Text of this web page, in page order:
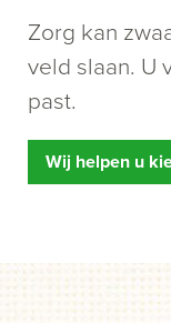
Zorg kan
veld slaan. U
past.
Wij helpen u